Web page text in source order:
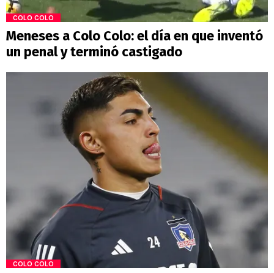
COLO COLO
Meneses a Colo Colo: el día en que inventó
un penal y terminó castigado
COLO COLO